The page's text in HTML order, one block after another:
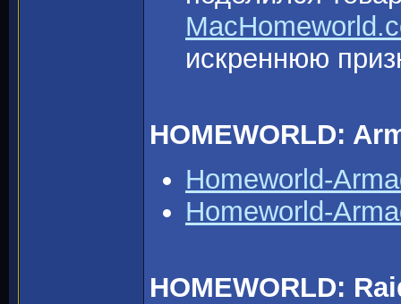
искреннюю
HOMEWORLD:
Homeworld-
Homeworld-
HOMEWORLD: